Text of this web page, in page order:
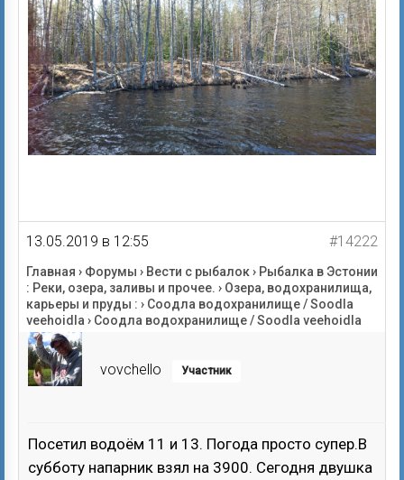
13.05.2019 в 12:55 #14222
Главная › Форумы › Вести с рыбалок› Рыбалка в Эстонии
: Реки, озера, заливы и прочее. › Озера, водохранилища,
карьеры и пруды : › Соодла водохранилище / Soodla
veehoidla › Соодла водохранилище / Soodla veehoidla
vovchello Участник
Посетил водоём 11 и 13. Погода просто супер.В
субботу напарник взял на 3900. Сегодня двушка